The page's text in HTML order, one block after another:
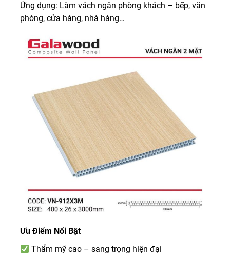
Ứng dụng: Làm vách ngăn phòng khách – bếp, văn
phòng, cửa hàng, nhà hàng…
Ưu Điểm Nổi Bật
Thẩm mỹ cao – sang trọng hiện đại